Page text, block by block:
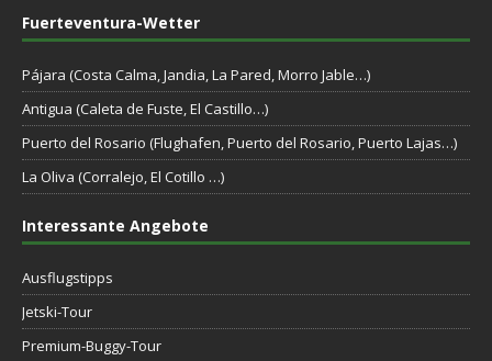
Fuerteventura-Wetter
Pájara (Costa Calma, Jandia, La Pared, Morro Jable…)
Antigua (Caleta de Fuste, El Castillo…)
Puerto del Rosario (Flughafen, Puerto del Rosario, Puerto Lajas…)
La Oliva (Corralejo, El Cotillo …)
Interessante Angebote
Ausflugstipps
Jetski-Tour
Premium-Buggy-Tour